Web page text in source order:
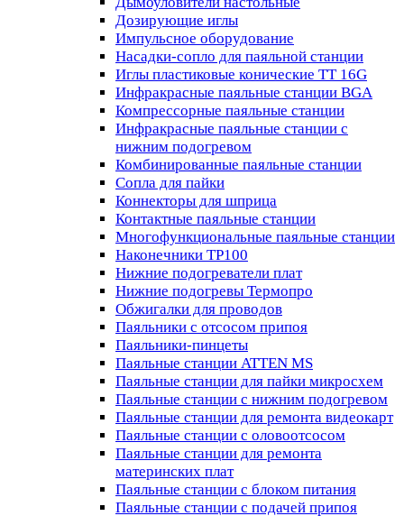
Дозирующие иглы
Импульсное оборудование
Насадки-сопло для паяльной станции
Иглы пластиковые конические TT 16G
Инфракрасные паяльные станции BGA
Компрессорные паяльные станции
Инфракрасные паяльные станции с
нижним подогревом
Комбинированные паяльные станции
Сопла для пайки
Коннекторы для шприца
Контактные паяльные станции
Многофункциональные паяльные станции
Наконечники TP100
Нижние подогреватели плат
Нижние подогревы Термопро
Обжигалки для проводов
Паяльники с отсосом припоя
Паяльники-пинцеты
Паяльные станции ATTEN MS
Паяльные станции для пайки микросхем
Паяльные станции с нижним подогревом
Паяльные станции для ремонта видеокарт
Паяльные станции с оловоотсосом
Паяльные станции для ремонта
материнских плат
Паяльные станции с блоком питания
Паяльные станции с подачей припоя